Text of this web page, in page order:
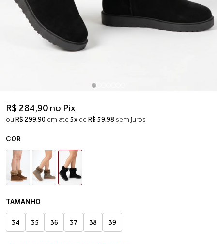
R$ 284,90 no Pix
ou R$ 299,90 em até 5x de R$ 59,98 sem juros
COR
TAMANHO
34 35 36 37 38 39